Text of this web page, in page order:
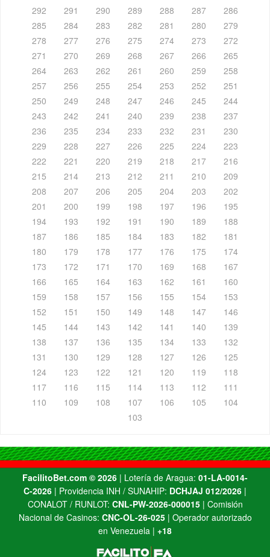
292
291 290 289 288 287
286
285
284 283 282 281 280
279
278
277 276 275 274 273
272
271
270 269 268 267 266
265
264
263 262 261 260 259
258
257
256 255 254 253 252
251
250
249 248 247 246 245
244
243
242 241 240 239 238
237
236
235 234 233 232 231
230
229
228 227 226 225 224
223
222
221 220 219 218 217
216
215
214 213 212 211 210
209
208
207 206 205 204 203
202
201
200 199 198 197 196
195
194
193 192 191 190 189
188
187
186 185 184 183 182
181
180
179 178 177 176 175
174
173
172 171 170 169 168
167
166
165 164 163 162 161
160
159
158 157 156 155 154
153
152
151 150 149 148 147
146
145
144 143 142 141 140
139
138
137 136 135 134 133
132
131
130 129 128 127 126
125
124
123 122 121 120 119
118
117
116 115 114 113 112
111
110
109 108 107 106 105
104
103
FacilitoBet.com ©️ 2026 | Lotería de Aragua: 01-LA-0014-
C-2026 | Providencia INH / SUNAHIP: DCHJAJ 012/2026 |
CONALOT / RUNLOT: CNL-PW-2026-000015| Comisión
Nacional de Casinos: CNC-OL-26-025| Operador autorizado
en Venezuela | +18